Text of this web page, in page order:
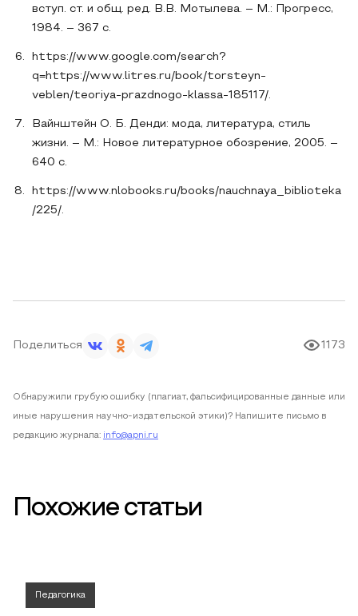
вступ. ст. и общ. ред. В.В. Мотылева. – М.: Прогресс,
1984. – 367 с.
https://www.google.com/search?
q=https://www.litres.ru/book/torsteyn-
veblen/teoriya-prazdnogo-klassa-185117/.
Вайнштейн О. Б. Денди: мода, литература, стиль
жизни. – М.: Новое литературное обозрение, 2005. –
640 с.
https://www.nlobooks.ru/books/nauchnaya_biblioteka
/225/.
Поделиться 1173
Обнаружили грубую ошибку (плагиат, фальсифицированные данные или
иные нарушения научно-издательской этики)? Напишите письмо в
редакцию журнала: info@apni.ru
Похожие статьи
Педагогика